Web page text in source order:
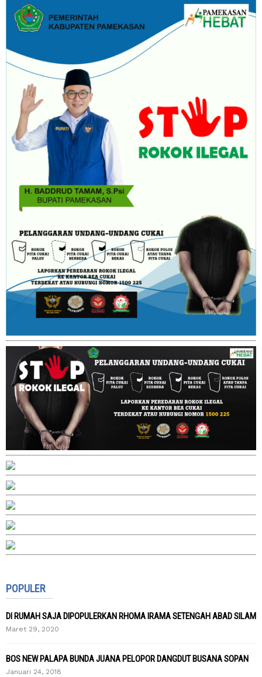
POPULER
DI RUMAH SAJA DIPOPULERKAN RHOMA IRAMA SETENGAH ABAD SILAM
Maret 29, 2020
BOS NEW PALAPA BUNDA JUANA PELOPOR DANGDUT BUSANA SOPAN
Januari 24, 2018